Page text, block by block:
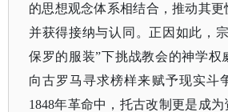
的思想观念体系相结合，推动其
并获得接纳与认同。正因如此，
保罗的服装”下挑战教会的神学权
向古罗马寻求榜样来赋予现实斗
1848年革命中，托古改制更是成